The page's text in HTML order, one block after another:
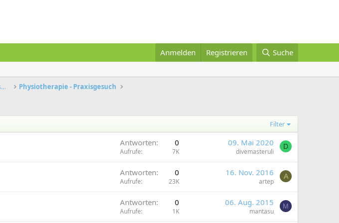
Anmelden Registrieren Suche
Physiotherapie-Praxis (Praxis Gebote und Gesuche) Physiotherapie - Praxisgesuch
Filter
Antworten 0
Aufrufe 7K
09. Mai 2020
divemasteruli
D
Antworten 0
Aufrufe 23K
16. Nov. 2016
artep
A
Antworten 0
Aufrufe 1K
06. Aug. 2015
mantasu
M